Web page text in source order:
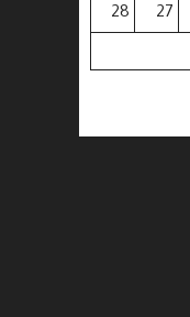
27
28